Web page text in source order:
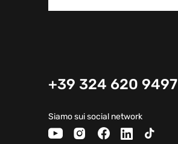
+39 324 620 9497
Siamo sui social network